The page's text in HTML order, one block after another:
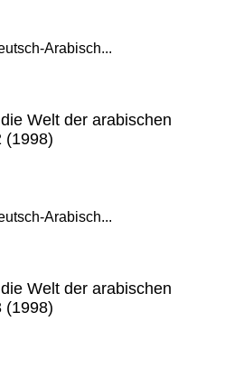
Arabisch...
Welt der arabischen
(1998)
Arabisch...
Welt der arabischen
(1998)